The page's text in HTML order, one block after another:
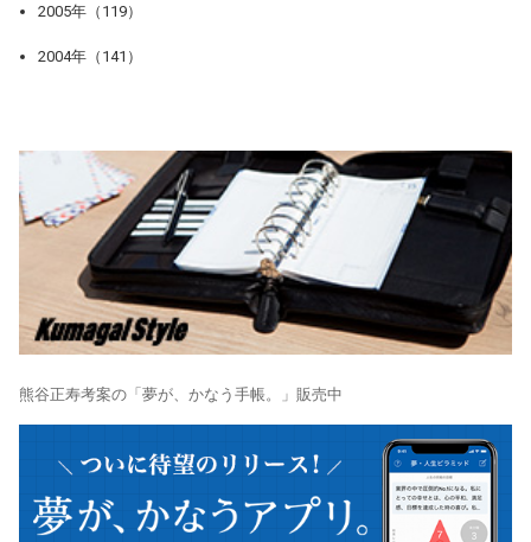
2005年（119）
2004年（141）
熊谷正寿考案の「夢が、かなう手帳。」販売中